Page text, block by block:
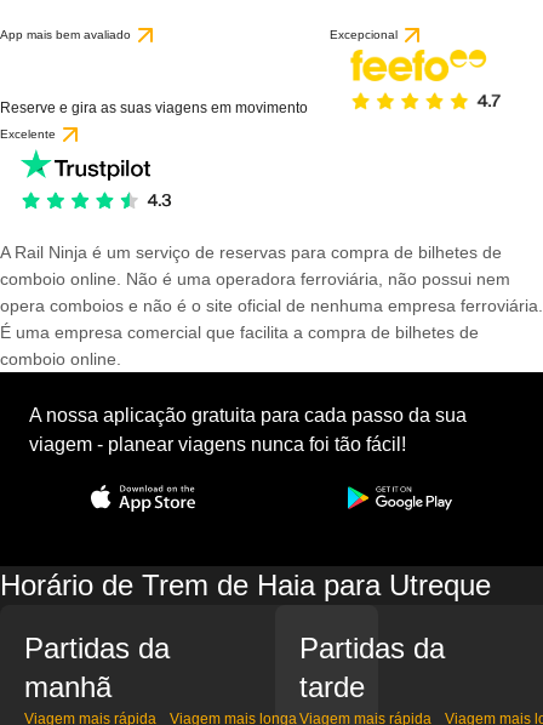
App mais bem avaliado
Reserve e gira as suas viagens em movimento
Excepcional
Excelente
A Rail Ninja é um serviço de reservas para compra de bilhetes de
comboio online. Não é uma operadora ferroviária, não possui nem
opera comboios e não é o site oficial de nenhuma empresa ferroviária.
É uma empresa comercial que facilita a compra de bilhetes de
comboio online.
A nossa aplicação gratuita para cada passo da sua
viagem - planear viagens nunca foi tão fácil!
Horário de Trem de Haia para Utreque
Partidas da
manhã
Viagem mais rápida Viagem mais longa
Partidas da
tarde
Viagem mais rápida Viagem mais